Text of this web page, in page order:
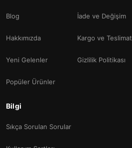
Blog
Hakkımızda
Yeni Gelenler
Popüler Ürünler
İade ve Değişim
Kargo ve Teslimat
Gizlilik Politikası
Bilgi
Sıkça Sorulan Sorular